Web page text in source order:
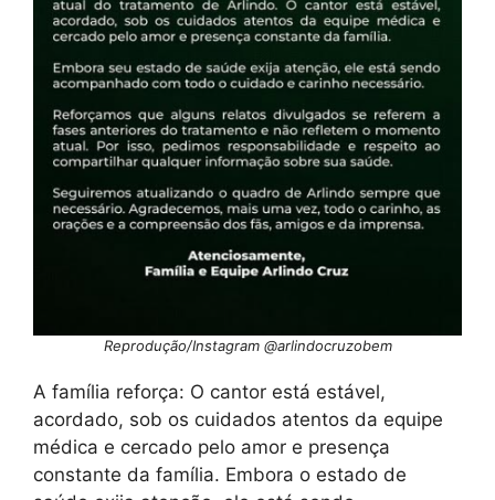
Reprodução/Instagram @arlindocruzobem
A família reforça: O cantor está estável,
acordado, sob os cuidados atentos da equipe
médica e cercado pelo amor e presença
constante da família. Embora o estado de